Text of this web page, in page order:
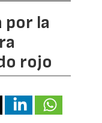
por la
rojo